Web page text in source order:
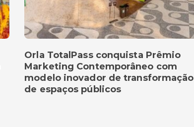
Orla TotalPass conquista Prêmio
Marketing Contemporâneo com
modelo inovador de transformação
de espaços públicos